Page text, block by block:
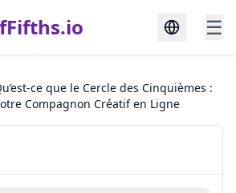
☰
ce que le Cercle des Cinquièmes :
Compagnon Créatif en Ligne